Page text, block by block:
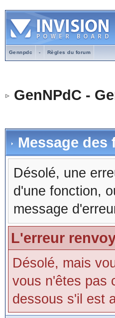
Gennpdc - Règles du forum
GenNPdC -
Message des
Désolé, une
d'une fonction,
message
L'erreur
Désolé, mais
vous n'êtes pas
dessous s'il est